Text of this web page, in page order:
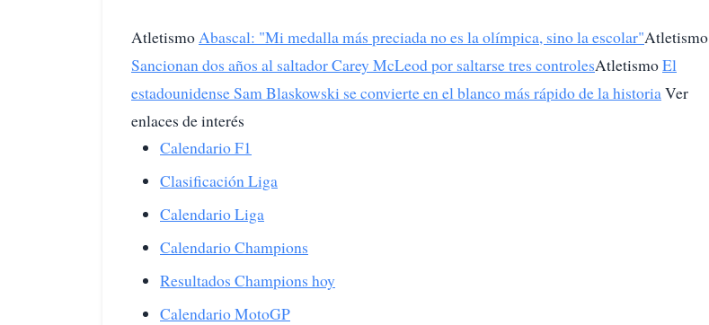
Atletismo Abascal: "Mi medalla más preciada no es la olímpica, sino la escolar"Atletismo
Sancionan dos años al saltador Carey McLeod por saltarse tres controlesAtletismoEl
estadounidense Sam Blaskowski se convierte en el blanco más rápido de la historia Ver
enlaces de interés
Calendario F1
Clasificación Liga
Calendario Liga
Calendario Champions
Resultados Champions hoy
Calendario MotoGP